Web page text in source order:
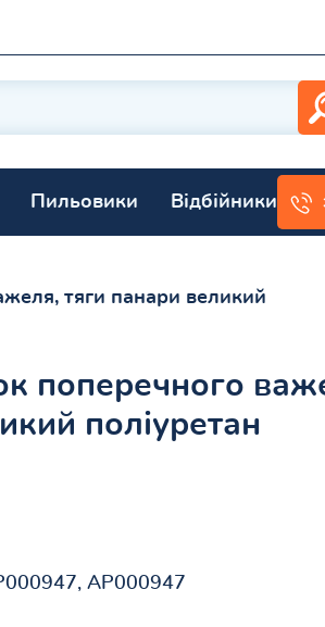
Пильовики Відбійники
тяги панари великий
поперечного
поліуретан
AP000947